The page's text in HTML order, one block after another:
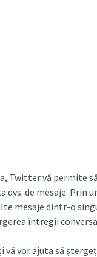
Twitter vă permite
dvs. de mesaje. Prin
mesaje dintr-o
întregii
vă vor ajuta să